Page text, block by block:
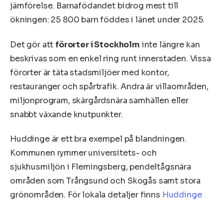
jämförelse. Barnafödandet bidrog mest till
ökningen: 25 800 barn föddes i länet under 2025.
Det gör att förorter i Stockholm inte längre kan
beskrivas som en enkel ring runt innerstaden. Vissa
förorter är täta stadsmiljöer med kontor,
restauranger och spårtrafik. Andra är villaområden,
miljonprogram, skärgårdsnära samhällen eller
snabbt växande knutpunkter.
Huddinge är ett bra exempel på blandningen.
Kommunen rymmer universitets- och
sjukhusmiljön i Flemingsberg, pendeltågsnära
områden som Trångsund och Skogås samt stora
grönområden. För lokala detaljer finns Huddinge